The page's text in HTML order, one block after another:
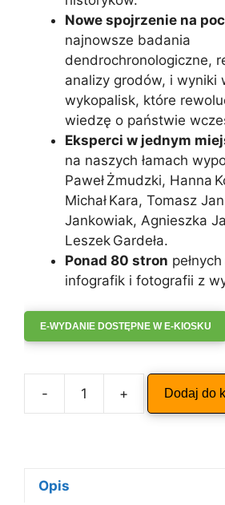
Nowe spojrzenie na
najnowsze badania
dendrochronologiczne,
analizy grodów, i wyniki
wykopalisk, które
wiedzę o państwie
Eksperci w jednym
na naszych łamach
Paweł Żmudzki, Hanna
Michał Kara, Tomasz
Jankowiak, Agnieszka
Leszek Gardeła.
Ponad 80 stron
infografik i fotografii z
E-WYDANIE DOSTĘPNE W E-KIOSKU
-
ilość
+ Dodaj do
Opis